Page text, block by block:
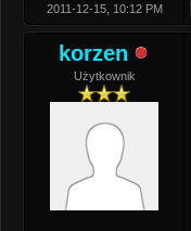
2011-12-15, 10:12 PM
korzen
Użytkownik